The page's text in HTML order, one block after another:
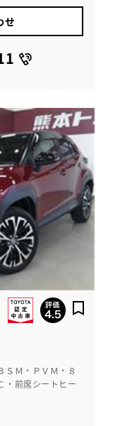
せ
ＳＭ・ＰＶＭ・８
・前席シートヒー